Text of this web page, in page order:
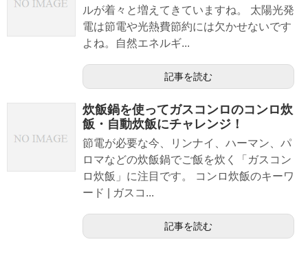
ルが着々と増えてきていますね。 太陽光発
電は節電や光熱費節約には欠かせないです
よね。自然エネルギ...
記事を読む
炊飯鍋を使ってガスコンロのコンロ炊
飯・自動炊飯にチャレンジ！
節電が必要な今、リンナイ、ハーマン、パ
ロマなどの炊飯鍋でご飯を炊く「ガスコン
ロ炊飯」に注目です。 コンロ炊飯のキーワ
ード | ガスコ...
記事を読む